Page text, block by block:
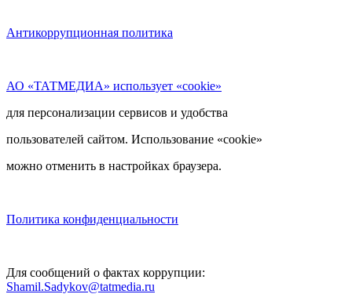
Антикоррупционная политика
АО «ТАТМЕДИА» использует «cookie»
для персонализации сервисов и удобства
пользователей сайтом. Использование «cookie»
можно отменить в настройках браузера.
Политика конфиденциальности
Для сообщений о фактах коррупции:
Shamil.Sadykov@tatmedia.ru